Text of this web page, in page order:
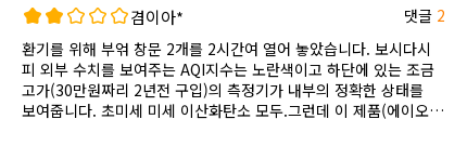
겸이아* 댓글 2
환기를 위해 부얶 창문 2개를 2시간여 열어 놓았습니다. 보시다시
피 외부 수치를 보여주는 AQI지수는 노란색이고 하단에 있는 조금
고가(30만원짜리 2년전 구입)의 측정기가 내부의 정확한 상태를
보여줍니다. 초미세 미세 이산화탄소 모두.그런데 이 제품(에이오;